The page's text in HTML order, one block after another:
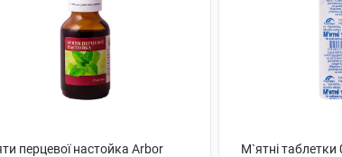
перцевої настойка Arbor
М`ятні таблетки